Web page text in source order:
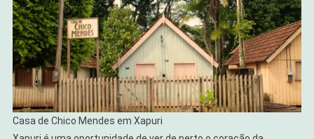
Casa de Chico Mendes em Xapuri